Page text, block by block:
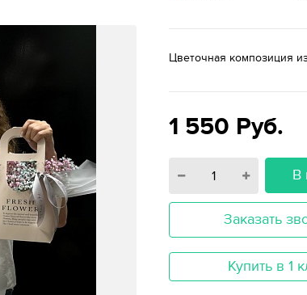
Цветочная композиция
1 550 Руб.
В
Заказать
Купить в 1